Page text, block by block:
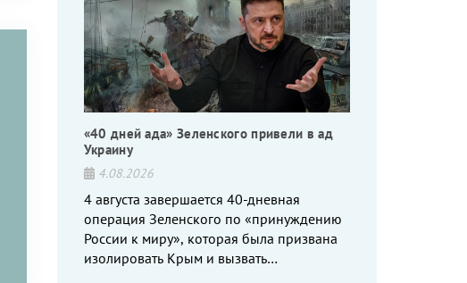
«40 дней ада» Зеленского привели в ад
Украину
4.08.2026
4 августа завершается 40-дневная
операция Зеленского по «принуждению
России к миру», которая была призвана
изолировать Крым и вызвать